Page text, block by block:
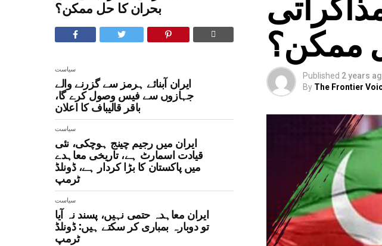
بحران کا حل ممکن؟
سیاست
ایران آبنائے ہرمز سے گزرنے والے
جہازوں سے فیس وصول کرے گا،
باقر قالیباف کا اعلان
سیاست
ایران میں رجیم چینج ہوچکی، نئی
قیادت اسمارٹ ہے، تاریخی معاہدے
میں پاکستان کا بڑا کردار ہے، ڈونلڈ
ٹرمپ
سیاست
ایران معاہدہ حتمی نہیں، پسند نہ آیا
تو دوبارہ بمباری کر سکتے ہیں: ڈونلڈ
ٹرمپ
ممکن؟
Published 2 years
By The Frontier